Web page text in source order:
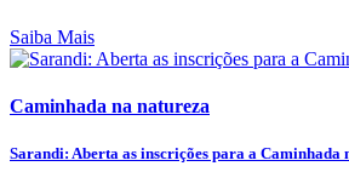
Saiba Mais
Caminhada na natureza
Sarandi: Aberta as inscrições para a Caminhada